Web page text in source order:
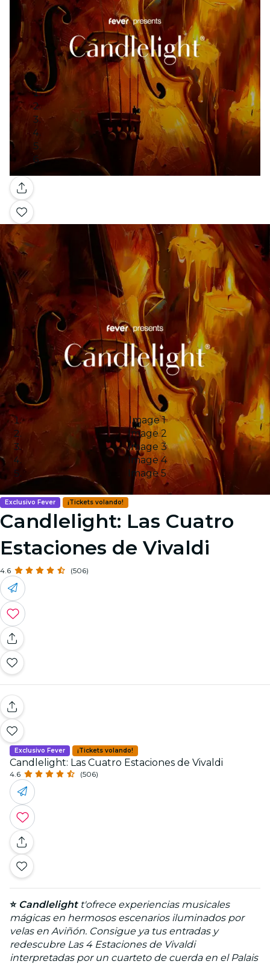
Galería
Image 1
Image 2
Image 3
Image 4
Image 5
Exclusivo Fever ¡Tickets volando!
Candlelight: Las Cuatro
Estaciones de Vivaldi
4.6 (506)
Exclusivo Fever ¡Tickets volando!
Candlelight: Las Cuatro Estaciones de Vivaldi
4.6 (506)
⭐ Candlelightt'ofrece experiencias musicales
mágicas en hermosos escenarios iluminados por
velas en Aviñón. Consigue ya tus entradas y
redescubre Las 4 Estaciones de Vivaldi
interpretadas por un cuarteto de cuerda en el Palais